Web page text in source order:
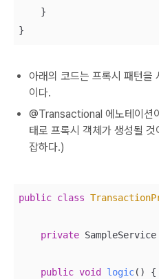
    }
}
아래의 코드는 프록시 패턴을
이다.
@Transactional 에노테이션
태로 프록시 객체가 생성될
잡하다.)
public class
private
public void logic() {